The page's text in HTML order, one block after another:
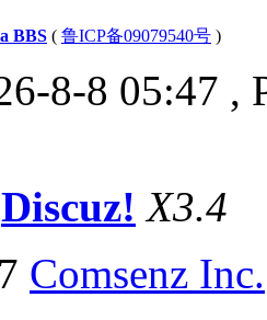
BBS ( 鲁ICP备09079540号 )
8-8 05:47 ,
Discuz! X3.4
Comsenz Inc.